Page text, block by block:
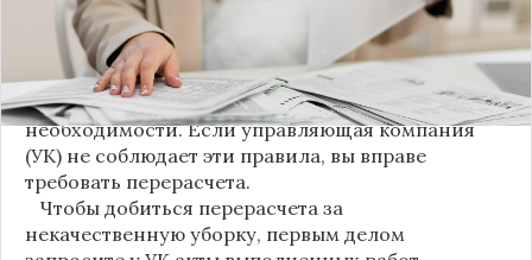
Новые нормы строго регламентируют частоту
уборки: мытье полов и лестниц должно
проводиться несколько раз в неделю, удаление
пыли – еженедельно, а уборка снега – по мере
необходимости. Если управляющая компания
(УК) не соблюдает эти правила, вы вправе
требовать перерасчета.
Чтобы добиться перерасчета за
некачественную уборку, первым делом